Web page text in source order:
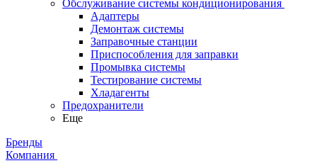
Обслуживание системы кондиционирования
Адаптеры
Демонтаж системы
Заправочные станции
Приспособления для заправки
Промывка системы
Тестирование системы
Хладагенты
Предохранители
Еще
Бренды
Компания